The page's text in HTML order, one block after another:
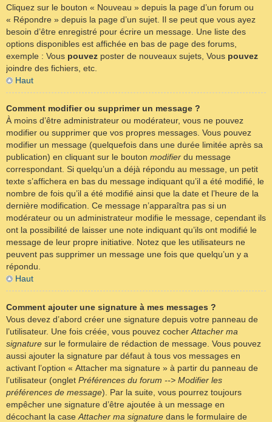
Cliquez sur le bouton « Nouveau » depuis la page d’un forum ou
« Répondre » depuis la page d’un sujet. Il se peut que vous ayez
besoin d’être enregistré pour écrire un message. Une liste des
options disponibles est affichée en bas de page des forums,
exemple : Vous pouvez poster de nouveaux sujets, Vous pouvez
joindre des fichiers, etc.
Haut
Comment modifier ou supprimer un message ?
À moins d’être administrateur ou modérateur, vous ne pouvez
modifier ou supprimer que vos propres messages. Vous pouvez
modifier un message (quelquefois dans une durée limitée après sa
publication) en cliquant sur le bouton modifier du message
correspondant. Si quelqu’un a déjà répondu au message, un petit
texte s’affichera en bas du message indiquant qu’il a été modifié, le
nombre de fois qu’il a été modifié ainsi que la date et l’heure de la
dernière modification. Ce message n’apparaîtra pas si un
modérateur ou un administrateur modifie le message, cependant ils
ont la possibilité de laisser une note indiquant qu’ils ont modifié le
message de leur propre initiative. Notez que les utilisateurs ne
peuvent pas supprimer un message une fois que quelqu’un y a
répondu.
Haut
Comment ajouter une signature à mes messages ?
Vous devez d’abord créer une signature depuis votre panneau de
l’utilisateur. Une fois créée, vous pouvez cocher Attacher ma
signature sur le formulaire de rédaction de message. Vous pouvez
aussi ajouter la signature par défaut à tous vos messages en
activant l’option « Attacher ma signature » à partir du panneau de
l’utilisateur (onglet Préférences du forum --> Modifier les
préférences de message). Par la suite, vous pourrez toujours
empêcher une signature d’être ajoutée à un message en
décochant la case Attacher ma signature dans le formulaire de